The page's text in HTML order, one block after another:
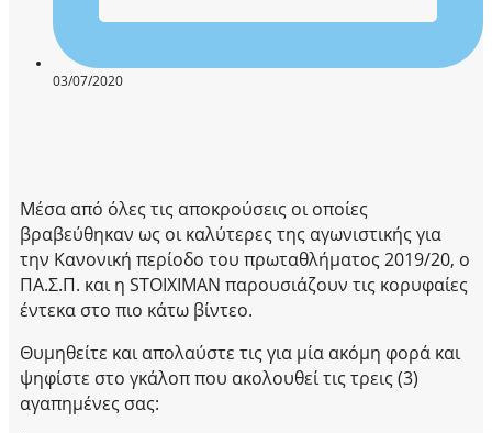
03/07/2020
Μέσα από όλες τις αποκρούσεις οι οποίες
βραβεύθηκαν ως οι καλύτερες της αγωνιστικής για
την Κανονική περίοδο του πρωταθλήματος 2019/20, o
ΠΑ.Σ.Π. και η STOIXIMAN παρουσιάζουν τις κορυφαίες
έντεκα στο πιο κάτω βίντεο.
Θυμηθείτε και απολαύστε τις για μία ακόμη φορά και
ψηφίστε στο γκάλοπ που ακολουθεί τις τρεις (3)
αγαπημένες σας: